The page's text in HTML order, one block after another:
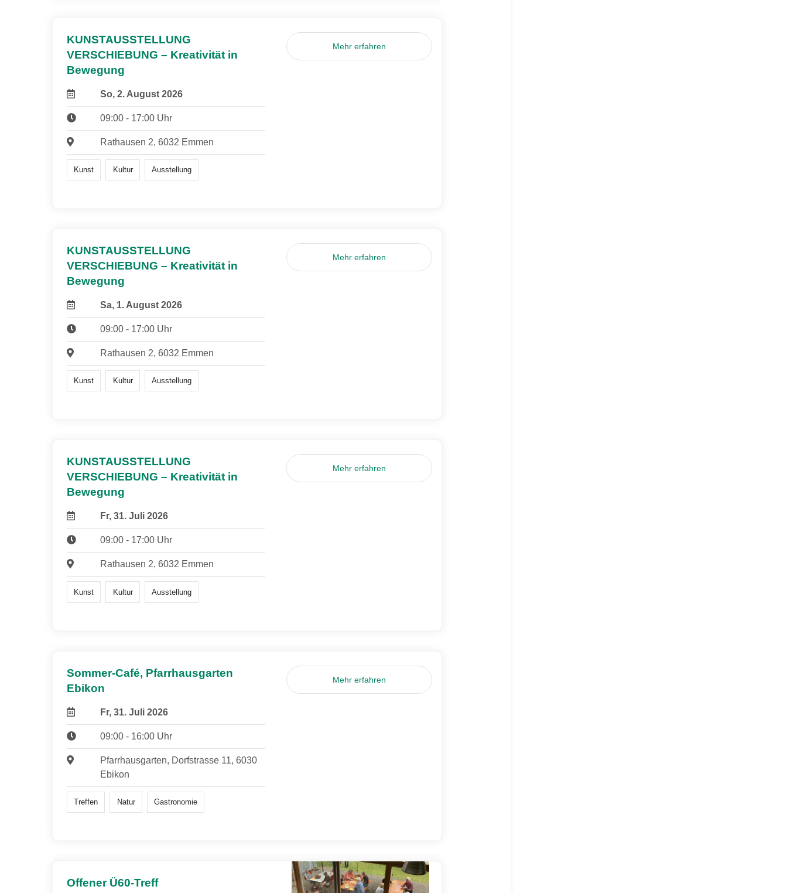
KUNSTAUSSTELLUNG
VERSCHIEBUNG – Kreativität in
Bewegung
So, 2. August 2026
09:00 - 17:00 Uhr
Rathausen 2, 6032 Emmen
Kunst Kultur Ausstellung
Mehr erfahren
KUNSTAUSSTELLUNG
VERSCHIEBUNG – Kreativität in
Bewegung
Sa, 1. August 2026
09:00 - 17:00 Uhr
Rathausen 2, 6032 Emmen
Kunst Kultur Ausstellung
Mehr erfahren
KUNSTAUSSTELLUNG
VERSCHIEBUNG – Kreativität in
Bewegung
Fr, 31. Juli 2026
09:00 - 17:00 Uhr
Rathausen 2, 6032 Emmen
Kunst Kultur Ausstellung
Mehr erfahren
Sommer-Café, Pfarrhausgarten
Ebikon
Fr, 31. Juli 2026
09:00 - 16:00 Uhr
Pfarrhausgarten, Dorfstrasse 11, 6030
Ebikon
Treffen Natur Gastronomie
Mehr erfahren
Offener Ü60-Treff